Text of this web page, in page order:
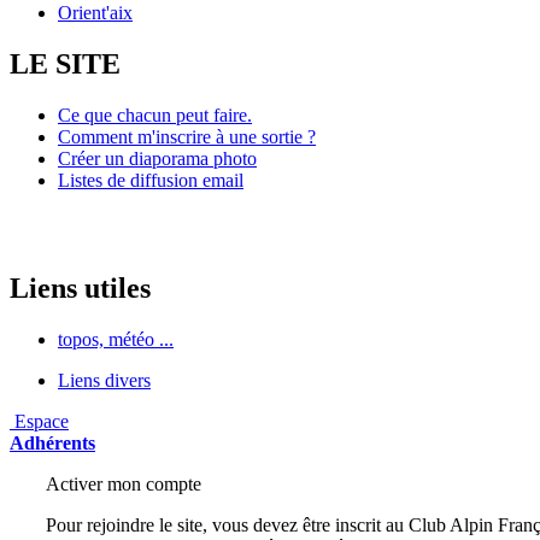
Orient'aix
LE SITE
Ce que chacun peut faire.
Comment m'inscrire à une sortie ?
Créer un diaporama photo
Listes de diffusion email
Liens utiles
topos, météo ...
Liens divers
Espace
Adhérents
Activer mon compte
Pour rejoindre le site, vous devez être inscrit au Club Alpin